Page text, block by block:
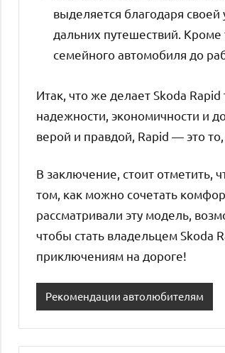
выделяется благодаря
дальних путешествий.
семейного автомобиля до
Итак, что же делает Skoda
надежности, экономичности и
верой и правдой, Rapid — это
В заключение, стоит отметить,
том, как можно сочетать
рассматривали эту модель,
чтобы стать владельцем
приключениям на дороге!
Рекомендации автолюбителям